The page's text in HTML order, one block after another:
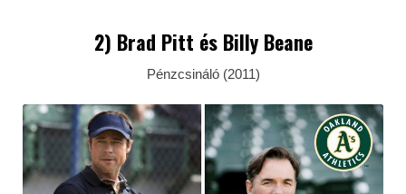
2) Brad Pitt és Billy Beane
Pénzcsináló (2011)